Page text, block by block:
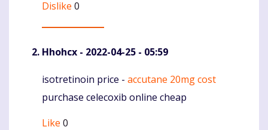
Dislike 0
Hhohcx - 2022-04-25 - 05:59
Komentaras
isotretinoin price - accutane 20mg cost
purchase celecoxib online cheap
Like 0